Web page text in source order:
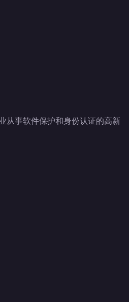
从事软件保护和身份认证的高新